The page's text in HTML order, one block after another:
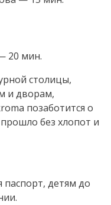
20 мин.
столицы,
и дворам,
позаботится о
без хлопот и
паспорт, детям до